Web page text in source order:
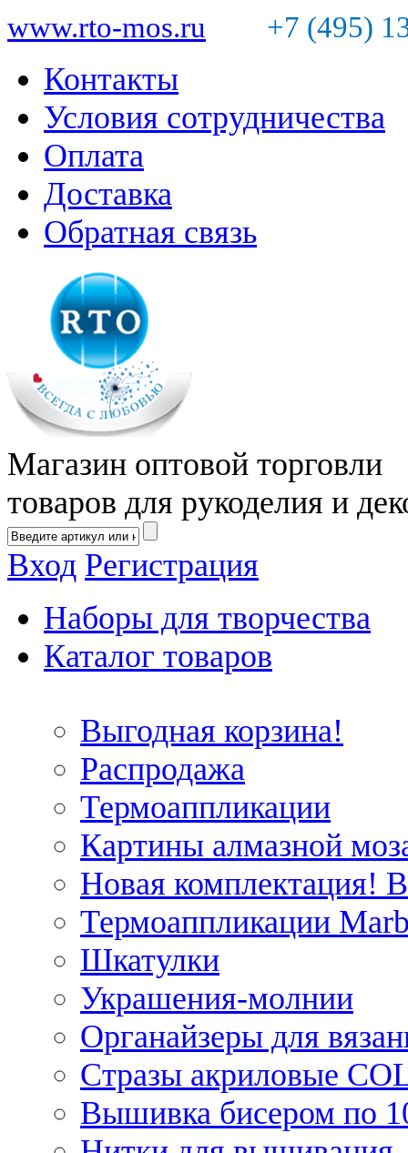
www.rto-mos.ru +7 (495)
Контакты
Условия сотрудничества
Оплата
Доставка
Обратная связь
Магазин оптовой торговли
товаров для рукоделия и
Вход Регистрация
Наборы для творчества
Каталог товаров
Выгодная корзина!
Распродажа
Термоаппликации
Картины алмазной
Новая комплектация!
Термоаппликации
Шкатулки
Украшения-молнии
Органайзеры для
Стразы акриловые
Вышивка бисером по